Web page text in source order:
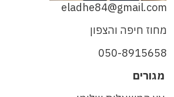
eladhe84@gmail.com
מחוז חיפה והצפון
050-8915658
מגורים